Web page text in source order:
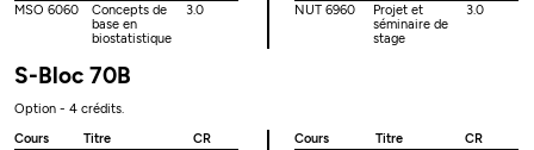
MSO 6060
Concepts de
base en
biostatistique
3.0 NUT 6960
Projet et
séminaire de
stage
3.0
S-Bloc 70B
Option - 4 crédits.
Cours
Titre
CR
Cours Titre
CR